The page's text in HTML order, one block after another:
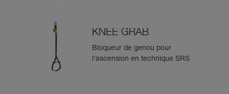
KNEE GRAB
Bloqueur de genou pour
l'ascension en technique SRS